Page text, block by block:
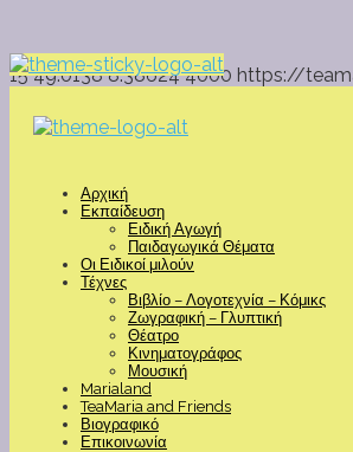
15 49.0138 8.38624 4000 https://
Αρχική
Εκπαίδευση
Ειδική Αγωγή
Παιδαγωγικά Θέματα
Οι Ειδικοί μιλούν
Τέχνες
Βιβλίο – Λογοτεχνία – Κόμικς
Ζωγραφική – Γλυπτική
Θέατρο
Κινηματογράφος
Μουσική
Marialand
TeaMaria and Friends
Βιογραφικό
Επικοινωνία